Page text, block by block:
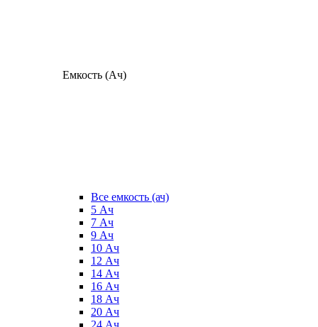
Емкость (Ач)
Все емкость (ач)
5 Ач
7 Ач
9 Ач
10 Ач
12 Ач
14 Ач
16 Ач
18 Ач
20 Ач
24 Ач